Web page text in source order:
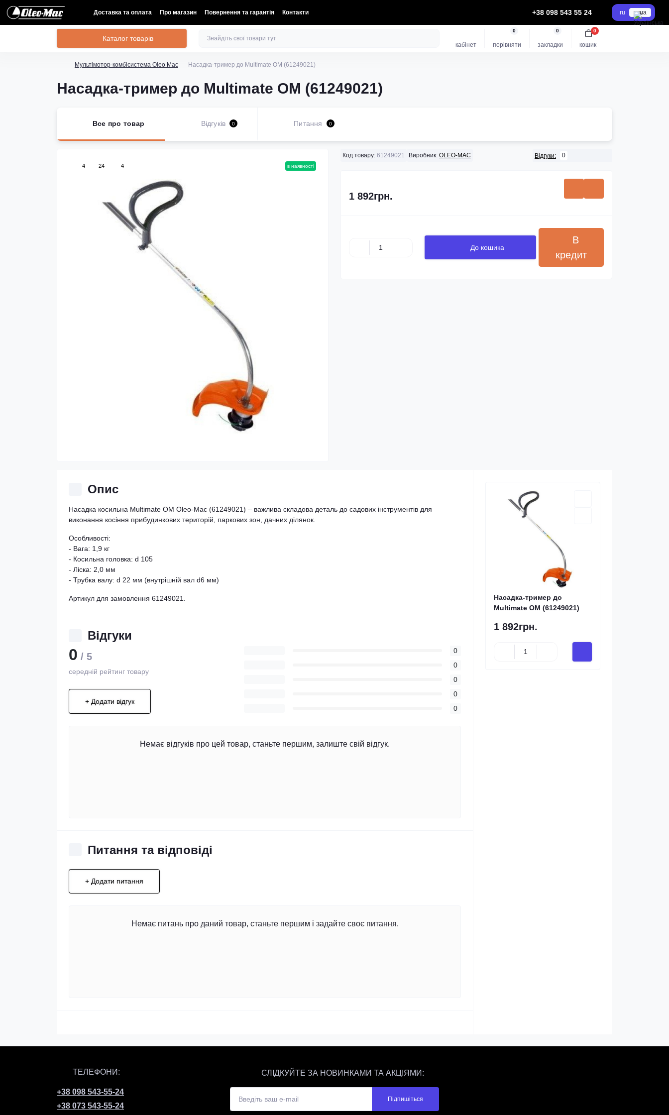
Доставка та оплата Про магазин Повернення та гарантія Контакти +38 098 543 55 24 ru ua
Каталог товарів
кабінет порівняти
0
закладки
0
кошик
0
Мультімотор-комбісистема Oleo Mac Насадка-тример до Multimate OМ (61249021)
Насадка-тример до Multimate OМ (61249021)
Все про товар Відгуків 0 Питання 0
4 24 4 в наявності
Код товару: 61249021 Виробник: OLEO-MAC Відгуки: 0
1 892грн.
До кошика
кредит
Опис
Насадка косильна Multimate OМ Oleo-Mac (61249021) – важлива складова деталь до садових інструментів для
виконання косіння прибудинкових територій, паркових зон, дачних ділянок.
Особливості:
- Вага: 1,9 кг
- Косильна головка: d 105
- Ліска: 2,0 мм
- Трубка валу: d 22 мм (внутрішній вал d6 мм)
Артикул для замовлення 61249021.
Відгуки
0 / 5
середній рейтинг товару
+ Додати відгук
0
0
0
0
0
Немає відгуків про цей товар, станьте першим, залиште свій відгук.
Питання та відповіді
+ Додати питання
Немає питань про даний товар, станьте першим і задайте своє питання.
Насадка-тример до
Multimate OМ (61249021)
1 892грн.
ТЕЛЕФОНИ:
+38 098 543-55-24
+38 073 543-55-24
СЛІДКУЙТЕ ЗА НОВИНКАМИ ТА АКЦІЯМИ:
Підпишіться